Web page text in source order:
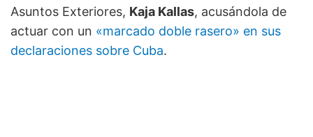
Asuntos Exteriores, Kaja Kallas, acusándola de
actuar con un «marcado doble rasero» en sus
declaraciones sobre Cuba.